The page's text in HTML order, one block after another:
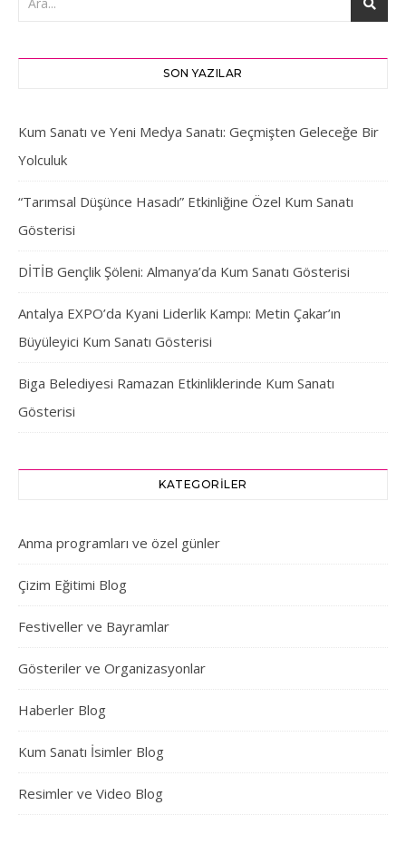
SON YAZILAR
Kum Sanatı ve Yeni Medya Sanatı: Geçmişten Geleceğe Bir
Yolculuk
“Tarımsal Düşünce Hasadı” Etkinliğine Özel Kum Sanatı
Gösterisi
DİTİB Gençlik Şöleni: Almanya’da Kum Sanatı Gösterisi
Antalya EXPO’da Kyani Liderlik Kampı: Metin Çakar’ın
Büyüleyici Kum Sanatı Gösterisi
Biga Belediyesi Ramazan Etkinliklerinde Kum Sanatı
Gösterisi
KATEGORILER
Anma programları ve özel günler
Çizim Eğitimi Blog
Festiveller ve Bayramlar
Gösteriler ve Organizasyonlar
Haberler Blog
Kum Sanatı İsimler Blog
Resimler ve Video Blog